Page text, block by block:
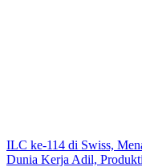
ILC ke-114 di Swiss,
Dunia Kerja Adil,